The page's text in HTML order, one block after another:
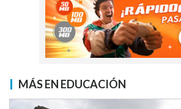
MÁS EN EDUCACIÓN